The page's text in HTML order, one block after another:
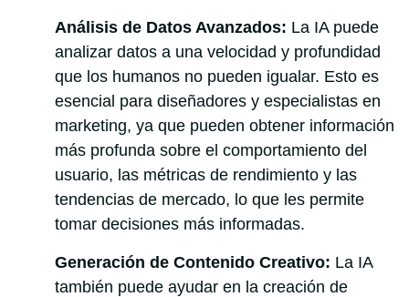
Análisis de Datos Avanzados: La IA puede
analizar datos a una velocidad y profundidad
que los humanos no pueden igualar. Esto es
esencial para diseñadores y especialistas en
marketing, ya que pueden obtener información
más profunda sobre el comportamiento del
usuario, las métricas de rendimiento y las
tendencias de mercado, lo que les permite
tomar decisiones más informadas.
Generación de Contenido Creativo: La IA
también puede ayudar en la creación de